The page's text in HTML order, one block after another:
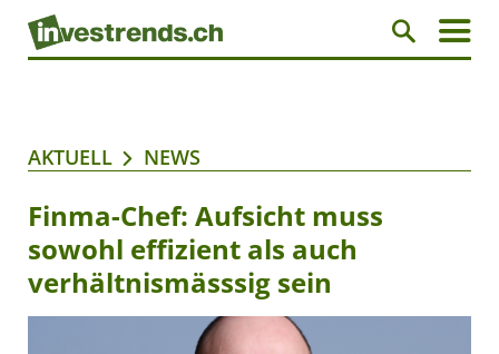
AKTUELL NEWS
Finma-Chef: Aufsicht muss
sowohl effizient als auch
verhältnismässsig sein